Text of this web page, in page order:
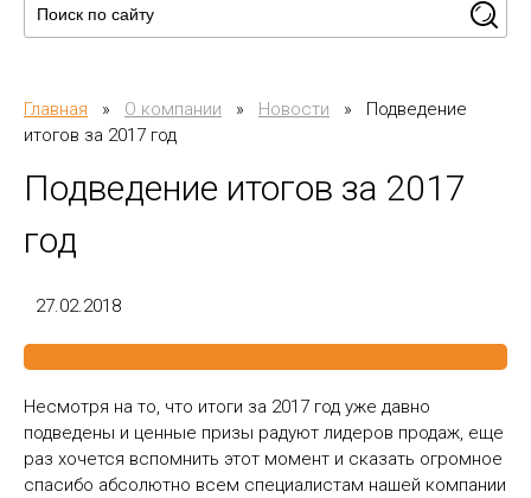
Главная » О компании » Новости »
Подведение
итогов за 2017 год
Подведение итогов за 2017
год
27.02.2018
Несмотря на то, что итоги за 2017 год уже давно
подведены и ценные призы радуют лидеров продаж, еще
раз хочется вспомнить этот момент и сказать огромное
спасибо абсолютно всем специалистам нашей компании